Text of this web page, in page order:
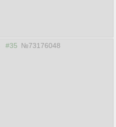
#35 №73176048